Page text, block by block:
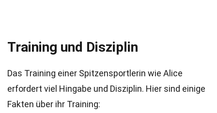
Training und Disziplin
Das Training einer Spitzensportlerin wie Alice
erfordert viel Hingabe und Disziplin. Hier sind einige
Fakten über ihr Training: